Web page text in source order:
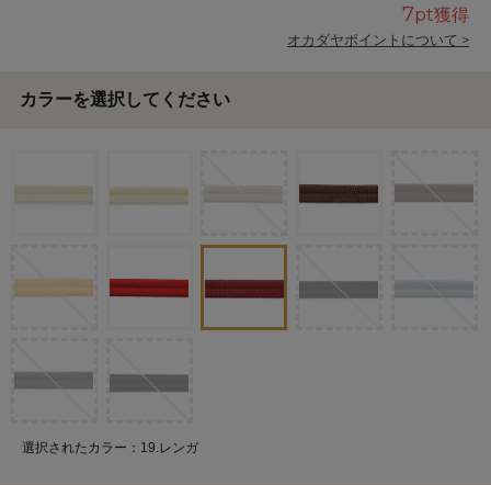
7pt獲得
オカダヤポイントについて >
カラーを選択してください
選択されたカラー：19.レンガ